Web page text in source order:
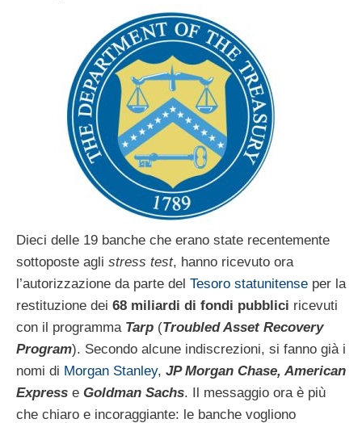
Dieci delle 19 banche che erano state recentemente
sottoposte agli stress test, hanno ricevuto ora
l’autorizzazione da parte del Tesoro statunitense per la
restituzione dei 68 miliardi di fondi pubblici ricevuti
con il programma Tarp (Troubled Asset Recovery
Program). Secondo alcune indiscrezioni, si fanno già i
nomi di Morgan Stanley, JP Morgan Chase, American
Express e Goldman Sachs. Il messaggio ora è più
che chiaro e incoraggiante: le banche vogliono